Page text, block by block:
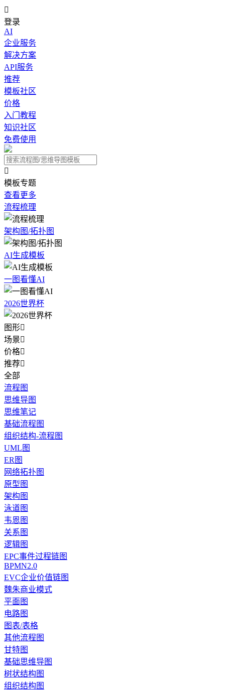

登录
AI
企业服务
解决方案
API服务
推荐
模板社区
价格
入门教程
知识社区
免费使用

模板专题
查看更多
流程梳理
架构图/拓扑图
AI生成模板
一图看懂AI
2026世界杯
图形
场景
价格
推荐
全部
流程图
思维导图
思维笔记
基础流程图
组织结构-流程图
UML图
ER图
网络拓扑图
原型图
架构图
泳道图
韦恩图
关系图
逻辑图
EPC事件过程链图
BPMN2.0
EVC企业价值链图
魏朱商业模式
平面图
电路图
图表/表格
其他流程图
甘特图
基础思维导图
树状结构图
组织结构图